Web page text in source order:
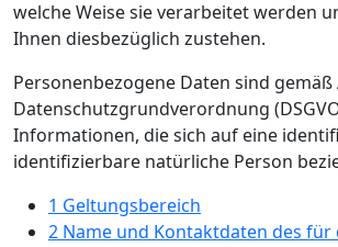
welche Weise sie verarbeitet werden
Ihnen diesbezüglich zustehen.
Personenbezogene Daten sind gemäß
Datenschutzgrundverordnung
Informationen, die sich auf eine
identifizierbare natürliche Person
1 Geltungsbereich
2 Name und Kontaktdaten des